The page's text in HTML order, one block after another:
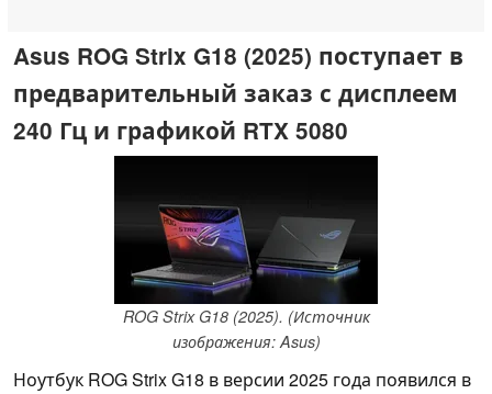
Asus ROG Strix G18 (2025) поступает в
предварительный заказ с дисплеем
240 Гц и графикой RTX 5080
ROG Strix G18 (2025). (Источник
изображения: Asus)
Ноутбук ROG Strix G18 в версии 2025 года появился в